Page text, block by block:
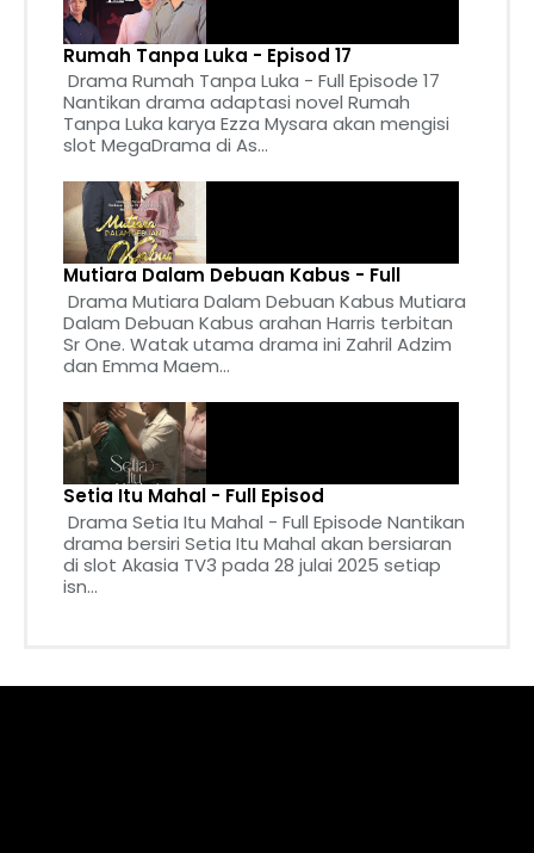
Rumah Tanpa Luka - Episod 17
Drama Rumah Tanpa Luka - Full Episode 17
Nantikan drama adaptasi novel Rumah
Tanpa Luka karya Ezza Mysara akan mengisi
slot MegaDrama di As...
Mutiara Dalam Debuan Kabus - Full
Drama Mutiara Dalam Debuan Kabus Mutiara
Dalam Debuan Kabus arahan Harris terbitan
Sr One. Watak utama drama ini Zahril Adzim
dan Emma Maem...
Setia Itu Mahal - Full Episod
Drama Setia Itu Mahal - Full Episode Nantikan
drama bersiri Setia Itu Mahal akan bersiaran
di slot Akasia TV3 pada 28 julai 2025 setiap
isn...